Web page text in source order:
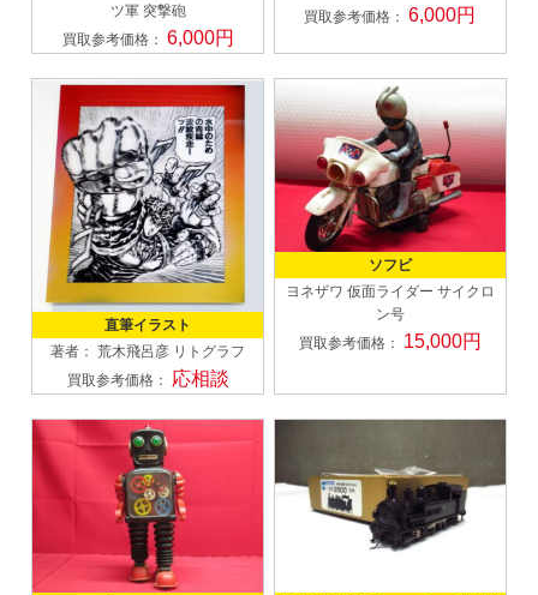
ツ軍 突撃砲
買取参考価格： 6,000円
買取参考価格：6,000円
直筆イラスト
著者： 荒木飛呂彦 リトグラフ
買取参考価格：
応相談
ソフビ
ヨネザワ 仮面ライダー サイクロ
ン号
買取参考価格： 15,000円